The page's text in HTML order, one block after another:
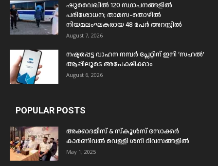
ഷുവൈഖിൽ 120 സ്ഥാപനങ്ങളിൽ
പരിശോധന; താമസ-തൊഴിൽ
നിയമലംഘകരായ 48 പേർ അറസ്റ്റിൽ
August 7, 2026
നഷ്ടപ്പെട്ട വാഹന നമ്പർ പ്ലേറ്റിന് ഇനി ‘സഹൽ’
ആപ്പിലൂടെ അപേക്ഷിക്കാം
August 6, 2026
POPULAR POSTS
അക്കാദമീസ് & സ്കൂൾസ് സോക്കർ
കാർണിവൽ വെള്ളി ശനി ദിവസങ്ങളിൽ
May 1, 2025